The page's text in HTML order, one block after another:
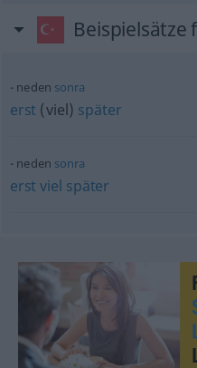
neden sonra
erst (viel) später
neden sonra
erst viel später